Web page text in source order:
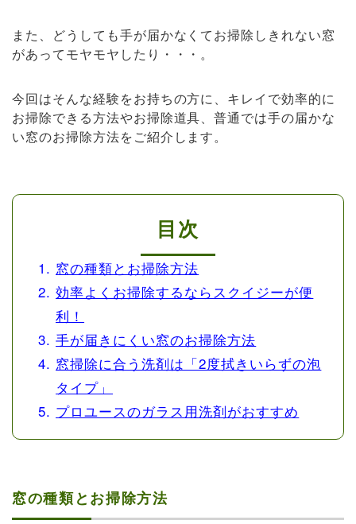
また、どうしても手が届かなくてお掃除しきれない窓
があってモヤモヤしたり・・・。
今回はそんな経験をお持ちの方に、キレイで効率的に
お掃除できる方法やお掃除道具、普通では手の届かな
い窓のお掃除方法をご紹介します。
目次
窓の種類とお掃除方法
効率よくお掃除するならスクイジーが便
利！
手が届きにくい窓のお掃除方法
窓掃除に合う洗剤は「2度拭きいらずの泡
タイプ」
プロユースのガラス用洗剤がおすすめ
窓の種類とお掃除方法